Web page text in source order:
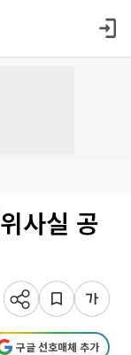
사실 공
구글 선호매체 추가